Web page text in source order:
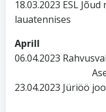
18.03.2023 ESL
Aprill
06.04.2023
23.04.2023 Jüriöö
Viru-